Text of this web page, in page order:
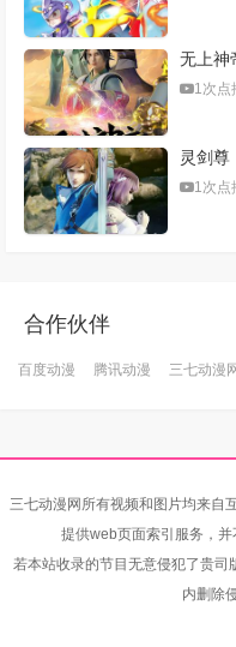
无上神
1次点
灵剑尊
1次点
合作伙伴
百度动漫 腾讯动漫 三七动漫
三七动漫网所有视频和图片均来自
提供web页面索引服务，
若本站收录的节目无意侵犯了贵司
内删除